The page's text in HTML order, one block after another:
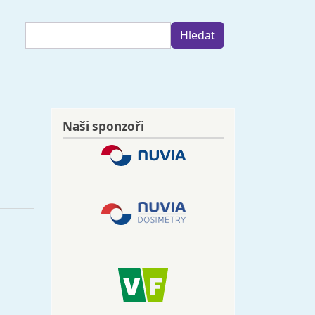
Hledat
Naši sponzoři
Image
Image
Image